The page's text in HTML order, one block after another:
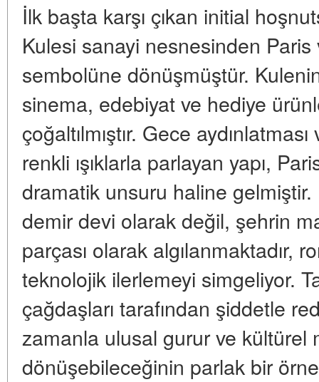
İlk başta karşı çıkan initial
Kulesi sanayi nesnesinden
sembolüne dönüşmüştür.
sinema, edebiyat ve hediye
çoğaltılmıştır. Gece
renkli ışıklarla parlayan yapı,
dramatik unsuru haline
demir devi olarak değil, şehrin
parçası olarak algılanmaktadır,
teknolojik ilerlemeyi simgeliyor.
çağdaşları tarafından şiddetle
zamanla ulusal gurur ve kültürel
dönüşebileceğinin parlak bir